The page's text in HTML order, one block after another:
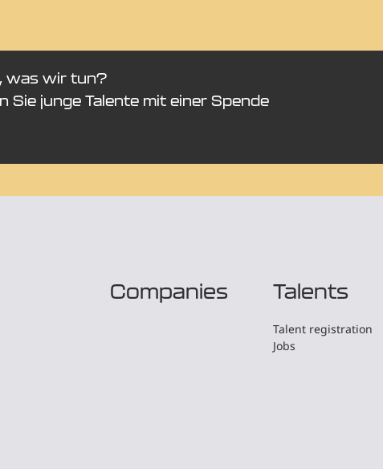
was wir tun?
Sie junge Talente mit einer Spende
Companies Talents
Talent registration
Jobs